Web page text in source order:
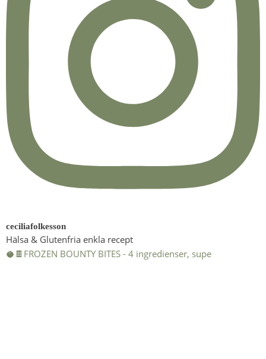
ceciliafolkesson
Hälsa & Glutenfria enkla recept
🥥🍫FROZEN BOUNTY BITES - 4 ingredienser, supe